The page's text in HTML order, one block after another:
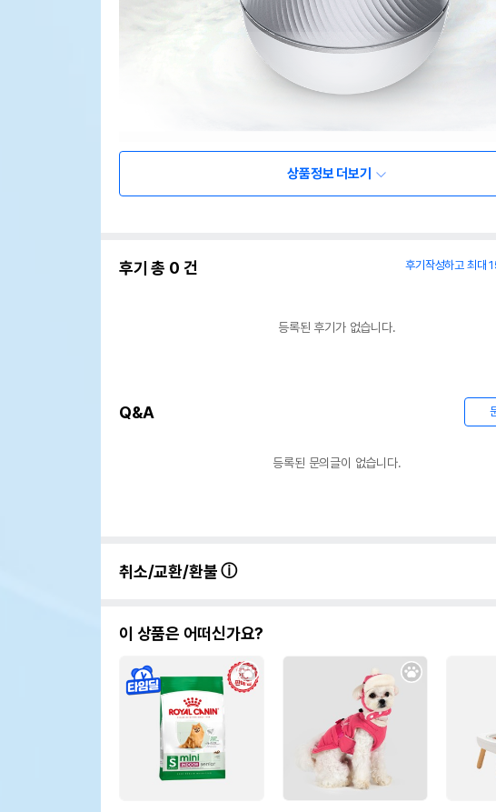
상품정보 더보기
후기 총 0 건 후기작성하고 최대
등록된 후기가 없습니다.
Q&A
등록된 문의글이 없습니다.
취소/교환/환불
이 상품은 어떠신가요?